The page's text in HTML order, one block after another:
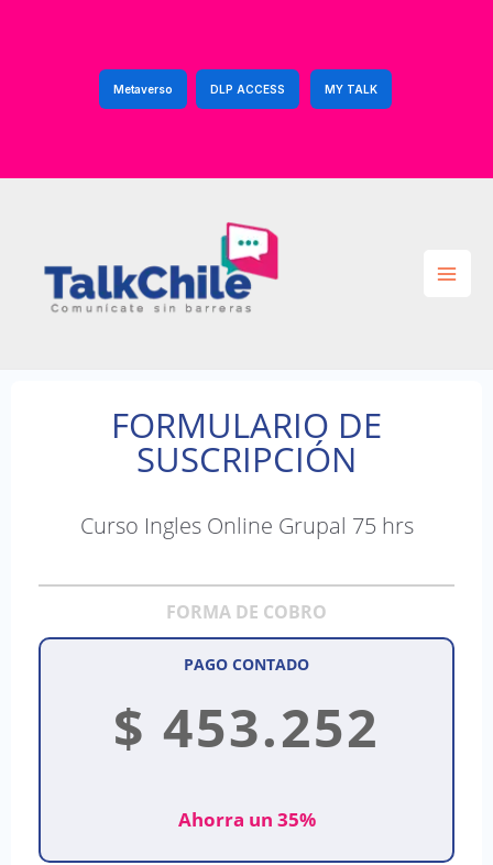
Metaverso DLP ACCESS MY TALK
FORMULARIO DE
SUSCRIPCIÓN
Curso Ingles Online Grupal 75 hrs
FORMA DE COBRO
PAGO CONTADO
$ 453.252
Ahorra un 35%